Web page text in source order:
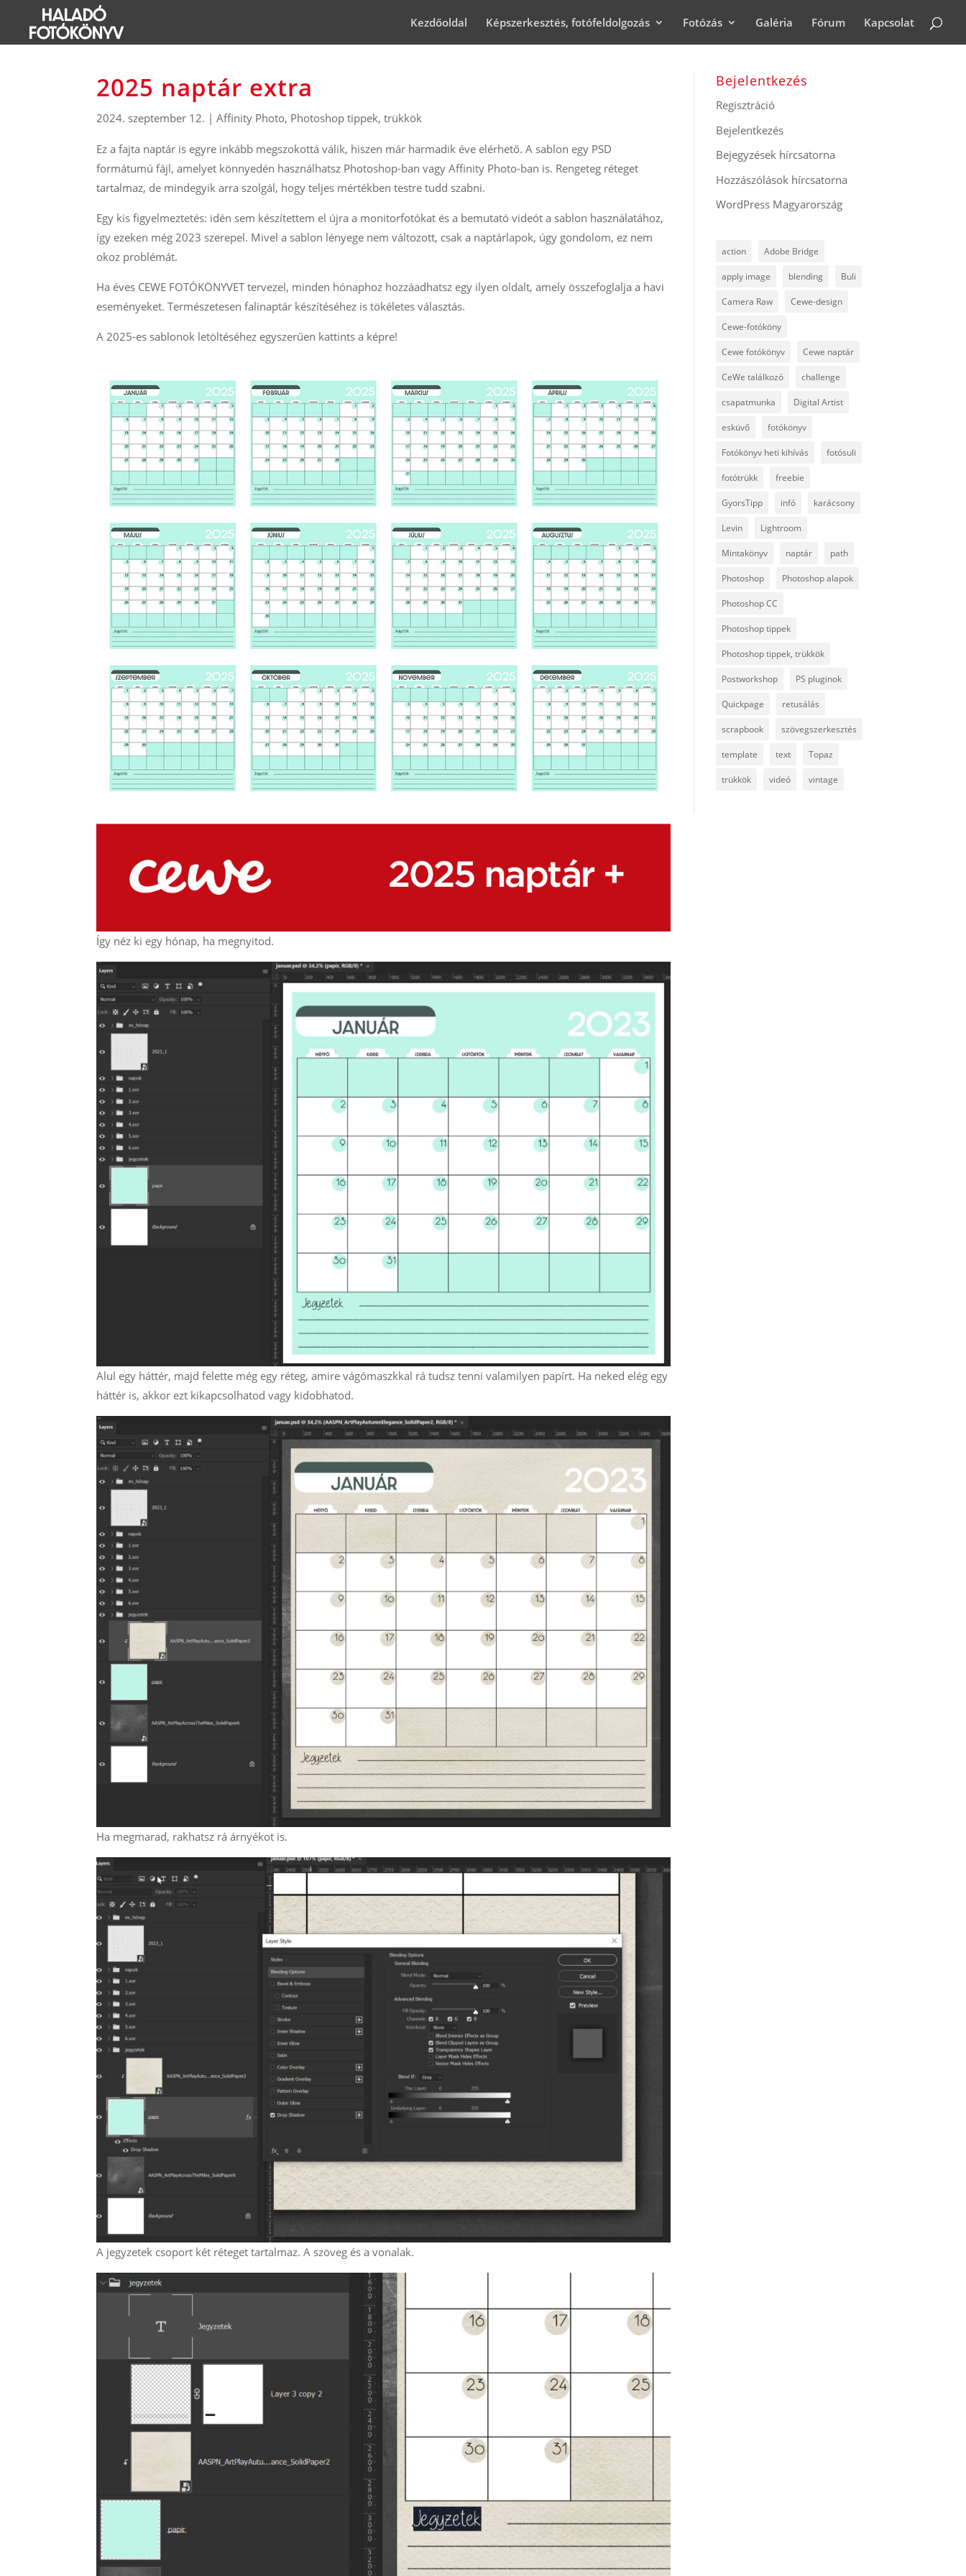
Kezdőoldal Képszerkesztés, fotófeldolgozás Fotózás Galéria Fórum Kapcsolat
2025 naptár extra
2024. szeptember 12. |Affinity Photo, Photoshop tippek, trükkök
Ez a fajta naptár is egyre inkább megszokottá válik, hiszen már harmadik éve elérhető. A sablon egy PSD
formátumú fájl, amelyet könnyedén használhatsz Photoshop-ban vagy Affinity Photo-ban is. Rengeteg réteget
tartalmaz, de mindegyik arra szolgál, hogy teljes mértékben testre tudd szabni.
Egy kis figyelmeztetés: idén sem készítettem el újra a monitorfotókat és a bemutató videót a sablon használatához,
így ezeken még 2023 szerepel. Mivel a sablon lényege nem változott, csak a naptárlapok, úgy gondolom, ez nem
okoz problémát.
Ha éves CEWE FOTÓKÖNYVET tervezel, minden hónaphoz hozzáadhatsz egy ilyen oldalt, amely összefoglalja a havi
eseményeket. Természetesen falinaptár készítéséhez is tökéletes választás.
A 2025-es sablonok letöltéséhez egyszerűen kattints a képre!
Így néz ki egy hónap, ha megnyitod.
Alul egy háttér, majd felette még egy réteg, amire vágómaszkkal rá tudsz tenni valamilyen papírt. Ha neked elég egy
háttér is, akkor ezt kikapcsolhatod vagy kidobhatod.
Ha megmarad, rakhatsz rá árnyékot is.
A jegyzetek csoport két réteget tartalmaz. A szöveg és a vonalak.
Bejelentkezés
Regisztráció
Bejelentkezés
Bejegyzések hírcsatorna
Hozzászólások hírcsatorna
WordPress Magyarország
action Adobe Bridge
apply image blending Buli
Camera Raw Cewe-design
Cewe-fotóköny
Cewe fotókönyv Cewe naptár
CeWe találkozó challenge
csapatmunka Digital Artist
esküvő fotókönyv
Fotókönyv heti kihívás fotósuli
fotótrükk freebie
GyorsTipp infó karácsony
Levin Lightroom
Mintakönyv naptár path
Photoshop Photoshop alapok
Photoshop CC
Photoshop tippek
Photoshop tippek, trükkök
Postworkshop PS pluginok
Quickpage retusálás
scrapbook szövegszerkesztés
template text Topaz
trükkök videó vintage